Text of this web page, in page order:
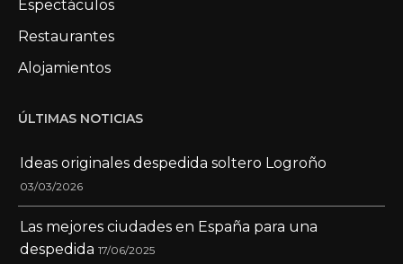
Espectáculos
Restaurantes
Alojamientos
ÚLTIMAS NOTICIAS
Ideas originales despedida soltero Logroño
03/03/2026
Las mejores ciudades en España para una
despedida 17/06/2025